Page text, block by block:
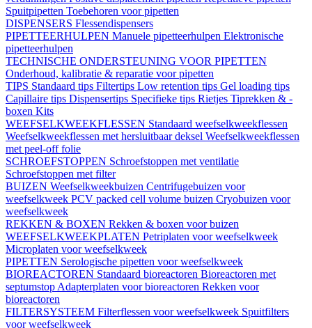
Spuitpipetten Toebehoren voor pipetten
DISPENSERS Flessendispensers
PIPETTEERHULPEN Manuele pipetteerhulpen Elektronische
pipetteerhulpen
TECHNISCHE ONDERSTEUNING VOOR PIPETTEN
Onderhoud, kalibratie & reparatie voor pipetten
TIPS Standaard tips Filtertips Low retention tips Gel loading tips
Capillaire tips Dispensertips Specifieke tips Rietjes Tiprekken & -
boxen Kits
WEEFSELKWEEKFLESSEN Standaard weefselkweekflessen
Weefselkweekflessen met hersluitbaar deksel Weefselkweekflessen
met peel-off folie
SCHROEFSTOPPEN Schroefstoppen met ventilatie
Schroefstoppen met filter
BUIZEN Weefselkweekbuizen Centrifugebuizen voor
weefselkweek PCV packed cell volume buizen Cryobuizen voor
weefselkweek
REKKEN & BOXEN Rekken & boxen voor buizen
WEEFSELKWEEKPLATEN Petriplaten voor weefselkweek
Microplaten voor weefselkweek
PIPETTEN Serologische pipetten voor weefselkweek
BIOREACTOREN Standaard bioreactoren Bioreactoren met
septumstop Adapterplaten voor bioreactoren Rekken voor
bioreactoren
FILTERSYSTEEM Filterflessen voor weefselkweek Spuitfilters
voor weefselkweek